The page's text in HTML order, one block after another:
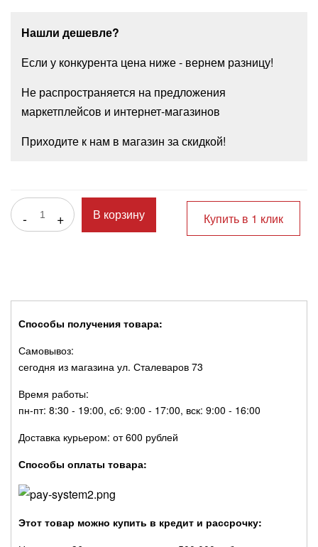
Нашли дешевле?
Если у конкурента цена ниже - вернем разницу!
Не распространяется на предложения
маркетплейсов и интернет-магазинов
Приходите к нам в магазин за скидкой!
- + В корзину Купить в 1 клик
Способы получения товара:
Самовывоз:
сегодня из магазина ул. Сталеваров 73
Время работы:
пн-пт: 8:30 - 19:00, сб: 9:00 - 17:00, вск: 9:00 - 16:00
Доставка курьером: от 600 рублей
Способы оплаты товара:
Этот товар можно купить в кредит и рассрочку: